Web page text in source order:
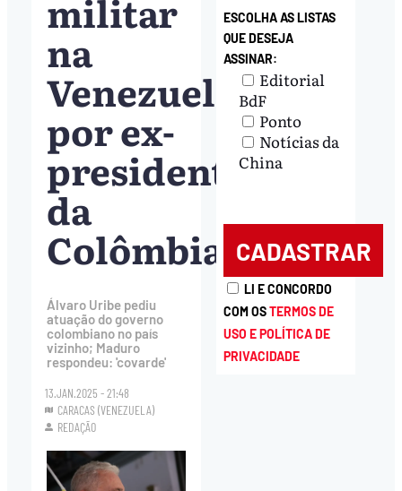
militar
na
Venezuela
por ex-
presidente
da
Colômbia
Álvaro Uribe pediu
atuação do governo
colombiano no país
vizinho; Maduro
respondeu: 'covarde'
13.JAN.2025 - 21:48
CARACAS (VENEZUELA)
REDAÇÃO
ESCOLHA AS LISTAS
QUE DESEJA
ASSINAR:
Editorial
BdF
Ponto
Notícias da
China
LI E CONCORDO
COM OSTERMOS DE
USO E POLÍTICA DE
PRIVACIDADE